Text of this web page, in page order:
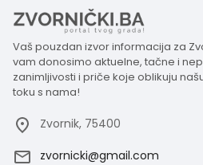
Vaš pouzdan izvor informacija za
vam donosimo aktuelne, tačne i
zanimljivosti i priče koje oblikuju
toku s nama!
Zvornik, 75400
zvornicki@gmail.com